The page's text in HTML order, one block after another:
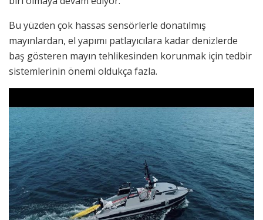
Bu yüzden çok hassas sensörlerle donatılmış
mayınlardan, el yapımı patlayıcılara kadar denizlerde
baş gösteren mayın tehlikesinden korunmak için tedbir
sistemlerinin önemi oldukça fazla.